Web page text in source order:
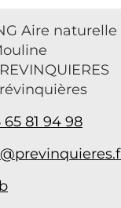
Aire
65 81 94 98